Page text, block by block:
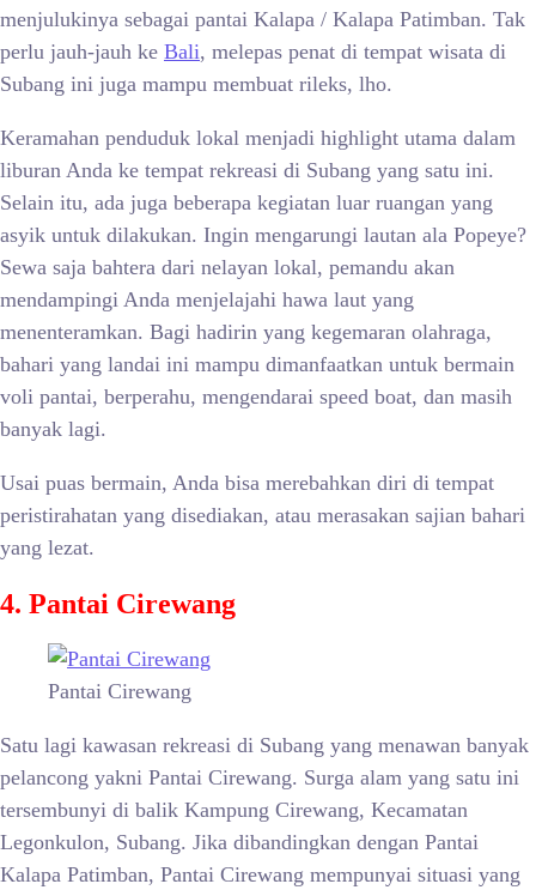
menjulukinya sebagai pantai Kalapa / Kalapa Patimban. Tak
perlu jauh-jauh ke Bali, melepas penat di tempat wisata di
Subang ini juga mampu membuat rileks, lho.
Keramahan penduduk lokal menjadi highlight utama dalam
liburan Anda ke tempat rekreasi di Subang yang satu ini.
Selain itu, ada juga beberapa kegiatan luar ruangan yang
asyik untuk dilakukan. Ingin mengarungi lautan ala Popeye?
Sewa saja bahtera dari nelayan lokal, pemandu akan
mendampingi Anda menjelajahi hawa laut yang
menenteramkan. Bagi hadirin yang kegemaran olahraga,
bahari yang landai ini mampu dimanfaatkan untuk bermain
voli pantai, berperahu, mengendarai speed boat, dan masih
banyak lagi.
Usai puas bermain, Anda bisa merebahkan diri di tempat
peristirahatan yang disediakan, atau merasakan sajian bahari
yang lezat.
4. Pantai Cirewang
Pantai Cirewang
Satu lagi kawasan rekreasi di Subang yang menawan banyak
pelancong yakni Pantai Cirewang. Surga alam yang satu ini
tersembunyi di balik Kampung Cirewang, Kecamatan
Legonkulon, Subang. Jika dibandingkan dengan Pantai
Kalapa Patimban, Pantai Cirewang mempunyai situasi yang